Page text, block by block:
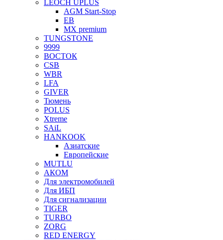
LEOCH UPLUS
AGM Start-Stop
EB
MX premium
TUNGSTONE
9999
ВОСТОК
CSB
WBR
LFA
GIVER
Тюмень
POLUS
Xtreme
SAiL
HANKOOK
Азиатские
Европейские
MUTLU
АКОМ
Для электромобилей
Для ИБП
Для сигнализации
TIGER
TURBO
ZORG
RED ENERGY